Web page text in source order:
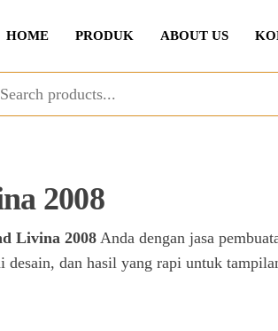
HOME PRODUK ABOUT US
2008
Livina 2008 Anda dengan jasa
dan hasil yang rapi untuk